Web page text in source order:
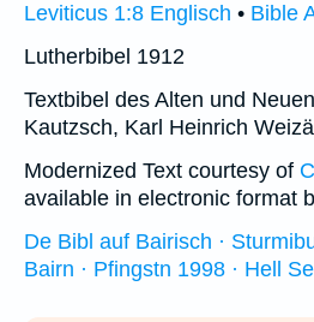
Leviticus 1:8 Englisch • Bible
Lutherbibel 1912
Textbibel des Alten und
Kautzsch, Karl Heinrich
Modernized Text courtesy of
available in electronic format
De Bibl auf Bairisch ·
Bairn · Pfingstn 1998 · Hell